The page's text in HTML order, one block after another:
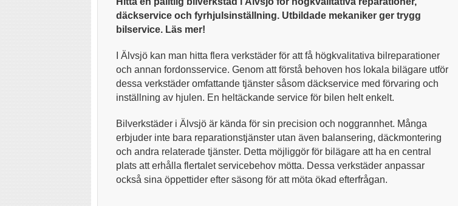
däckservice och fyrhjulsinställning. Utbildade mekaniker ger trygg
bilservice. Läs mer!
I Älvsjö kan man hitta flera verkstäder för att få högkvalitativa bilreparationer
och annan fordonsservice. Genom att förstå behoven hos lokala bilägare utför
dessa verkstäder omfattande tjänster såsom däckservice med förvaring och
inställning av hjulen. En heltäckande service för bilen helt enkelt.
Bilverkstäder i Älvsjö är kända för sin precision och noggrannhet. Många
erbjuder inte bara reparationstjänster utan även balansering, däckmontering
och andra relaterade tjänster. Detta möjliggör för bilägare att ha en central
plats att erhålla flertalet servicebehov mötta. Dessa verkstäder anpassar
också sina öppettider efter säsong för att möta ökad efterfrågan.